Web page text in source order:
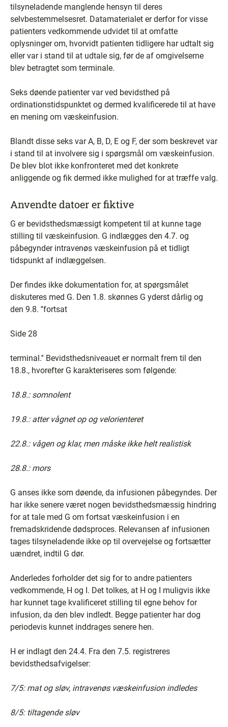
tilsyneladende manglende hensyn til deres
selvbestemmelsesret. Datamaterialet er derfor for visse
patienters vedkommende udvidet til at omfatte
oplysninger om, hvorvidt patienten tidligere har udtalt sig
eller var i stand til at udtale sig, før de af omgivelserne
blev betragtet som terminale.
Seks døende patienter var ved bevidsthed på
ordinationstidspunktet og dermed kvalificerede til at have
en mening om væskeinfusion.
Blandt disse seks var A, B, D, E og F, der som beskrevet var
i stand til at involvere sig i spørgsmål om væskeinfusion.
De blev blot ikke konfronteret med det konkrete
anliggende og fik dermed ikke mulighed for at træffe valg.
Anvendte datoer er fiktive
G er bevidsthedsmæssigt kompetent til at kunne tage
stilling til væskeinfusion. G indlægges den 4.7. og
påbegynder intravenøs væskeinfusion på et tidligt
tidspunkt af indlæggelsen.
Der findes ikke dokumentation for, at spørgsmålet
diskuteres med G. Den 1.8. skønnes G yderst dårlig og
den 9.8. ''fortsat
Side 28
terminal.'' Bevidsthedsniveauet er normalt frem til den
18.8., hvorefter G karakteriseres som følgende:
18.8.: somnolent
19.8.: atter vågnet op og velorienteret
22.8.: vågen og klar, men måske ikke helt realistisk
28.8.: mors
G anses ikke som døende, da infusionen påbegyndes. Der
har ikke senere været nogen bevidsthedsmæssig hindring
for at tale med G om fortsat væskeinfusion i en
fremadskridende dødsproces. Relevansen af infusionen
tages tilsyneladende ikke op til overvejelse og fortsætter
uændret, indtil G dør.
Anderledes forholder det sig for to andre patienters
vedkommende, H og I. Det tolkes, at H og I muligvis ikke
har kunnet tage kvalificeret stilling til egne behov for
infusion, da den blev indledt. Begge patienter har dog
periodevis kunnet inddrages senere hen.
H er indlagt den 24.4. Fra den 7.5. registreres
bevidsthedsafvigelser:
7/5: mat og sløv, intravenøs væskeinfusion indledes
8/5: tiltagende sløv